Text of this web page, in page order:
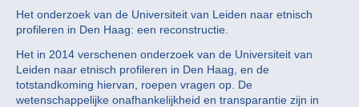
Het onderzoek van de Universiteit van Leiden naar etnisch
profileren in Den Haag: een reconstructie.
Het in 2014 verschenen onderzoek van de Universiteit van
Leiden naar etnisch profileren in Den Haag, en de
totstandkoming hiervan, roepen vragen op. De
wetenschappelijke onafhankelijkheid en transparantie zijn in